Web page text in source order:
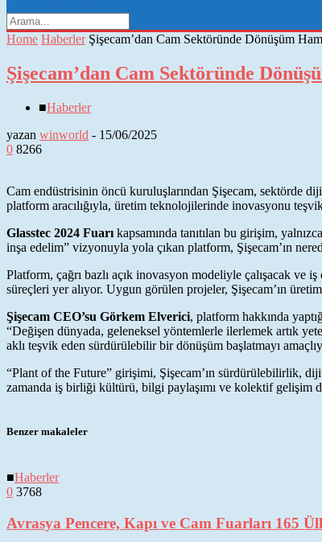
Home Haberler Şişecam’dan Cam Sektöründe Dönüşüm
Şişecam’dan Cam Sektöründe
■Haberler
yazan winworld - 15/06/2025
0 8266
Cam endüstrisinin öncü kuruluşlarından Şişecam, sektörde
platform aracılığıyla, üretim teknolojilerinde inovasyonu
Glasstec 2024 Fuarı kapsamında tanıtılan bu girişim,
inşa edelim” vizyonuyla yola çıkan platform, Şişecam’ın
Platform, çağrı bazlı açık inovasyon modeliyle çalışacak ve
süreçleri yer alıyor. Uygun görülen projeler, Şişecam’ın
Şişecam CEO’su Görkem Elverici, platform hakkında
“Değişen dünyada, geleneksel yöntemlerle ilerlemek artık
aklı teşvik eden sürdürülebilir bir dönüşüm başlatmayı
“Plant of the Future” girişimi, Şişecam’ın sürdürülebilirlik,
zamanda iş birliği kültürü, bilgi paylaşımı ve kolektif gelişim
Benzer makaleler
■Haberler
0 3768
Avrasya Pencere, Kapı ve Cam Fuarları 165